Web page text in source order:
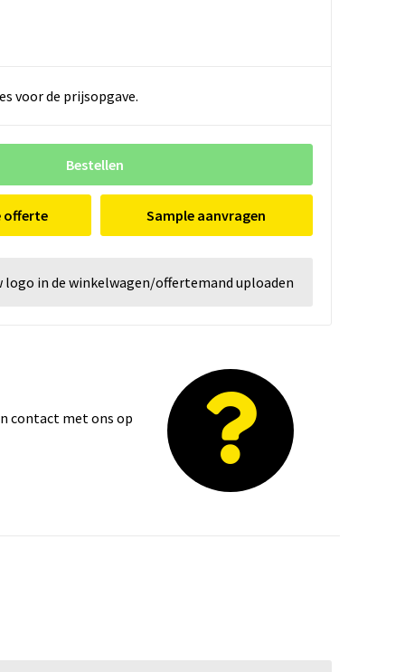
voor de prijsopgave.
Bestellen
offerte Sample aanvragen
logo in de winkelwagen/offertemand uploaden
contact met ons op